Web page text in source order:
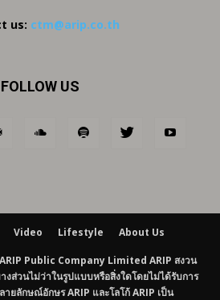
us: ctm@arip.co.th
FOLLOW US
Video Lifestyle About Us
Public Company Limited ARIP สงวน
ส่วนไม่ว่าในรูปแบบหรือสิ่งใดโดยไม่ได้รับการ
ยลักษณ์อักษร ARIP และโลโก้ ARIP เป็น